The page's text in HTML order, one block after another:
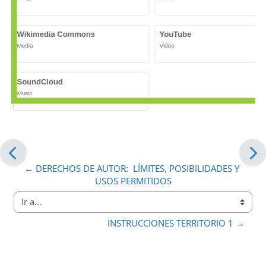
← DERECHOS DE AUTOR:  LÍMITES, POSIBILIDADES Y
USOS PERMITIDOS
Ir a...
INSTRUCCIONES TERRITORIO 1 →